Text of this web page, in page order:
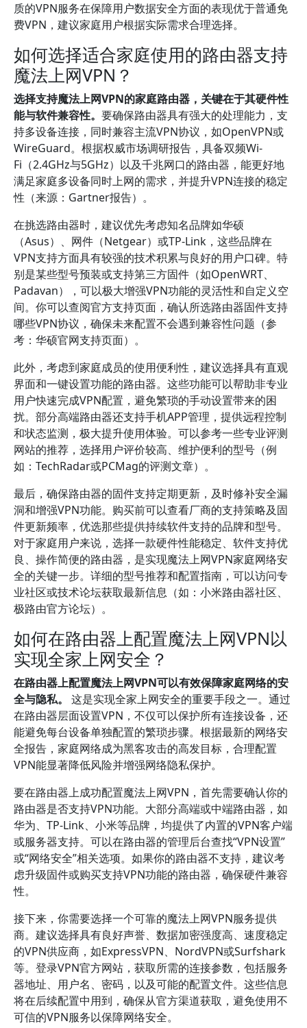
质的VPN服务在保障用户数据安全方面的表现优于普通免
费VPN，建议家庭用户根据实际需求合理选择。
如何选择适合家庭使用的路由器支持
魔法上网VPN？
选择支持魔法上网VPN的家庭路由器，关键在于其硬件性
能与软件兼容性。 要确保路由器具有强大的处理能力，支
持多设备连接，同时兼容主流VPN协议，如OpenVPN或
WireGuard。根据权威市场调研报告，具备双频Wi-
Fi（2.4GHz与5GHz）以及千兆网口的路由器，能更好地
满足家庭多设备同时上网的需求，并提升VPN连接的稳定
性（来源：Gartner报告）。
在挑选路由器时，建议优先考虑知名品牌如华硕
（Asus）、网件（Netgear）或TP-Link，这些品牌在
VPN支持方面具有较强的技术积累与良好的用户口碑。特
别是某些型号预装或支持第三方固件（如OpenWRT、
Padavan），可以极大增强VPN功能的灵活性和自定义空
间。你可以查阅官方支持页面，确认所选路由器固件支持
哪些VPN协议，确保未来配置不会遇到兼容性问题（参
考：华硕官网支持页面）。
此外，考虑到家庭成员的使用便利性，建议选择具有直观
界面和一键设置功能的路由器。这些功能可以帮助非专业
用户快速完成VPN配置，避免繁琐的手动设置带来的困
扰。部分高端路由器还支持手机APP管理，提供远程控制
和状态监测，极大提升使用体验。可以参考一些专业评测
网站的推荐，选择用户评价较高、维护便利的型号（例
如：TechRadar或PCMag的评测文章）。
最后，确保路由器的固件支持定期更新，及时修补安全漏
洞和增强VPN功能。购买前可以查看厂商的支持策略及固
件更新频率，优选那些提供持续软件支持的品牌和型号。
对于家庭用户来说，选择一款硬件性能稳定、软件支持优
良、操作简便的路由器，是实现魔法上网VPN家庭网络安
全的关键一步。详细的型号推荐和配置指南，可以访问专
业社区或技术论坛获取最新信息（如：小米路由器社区、
极路由官方论坛）。
如何在路由器上配置魔法上网VPN以
实现全家上网安全？
在路由器上配置魔法上网VPN可以有效保障家庭网络的安
全与隐私。
这是实现全家上网安全的重要手段之一。通过
在路由器层面设置VPN，不仅可以保护所有连接设备，还
能避免每台设备单独配置的繁琐步骤。根据最新的网络安
全报告，家庭网络成为黑客攻击的高发目标，合理配置
VPN能显著降低风险并增强网络隐私保护。
要在路由器上成功配置魔法上网VPN，首先需要确认你的
路由器是否支持VPN功能。大部分高端或中端路由器，如
华为、TP-Link、小米等品牌，均提供了内置的VPN客户端
或服务器支持。可以在路由器的管理后台查找“VPN设置”
或“网络安全”相关选项。如果你的路由器不支持，建议考
虑升级固件或购买支持VPN功能的路由器，确保硬件兼容
性。
接下来，你需要选择一个可靠的魔法上网VPN服务提供
商。建议选择具有良好声誉、数据加密强度高、速度稳定
的VPN供应商，如ExpressVPN、NordVPN或Surfshark
等。登录VPN官方网站，获取所需的连接参数，包括服务
器地址、用户名、密码，以及可能的配置文件。这些信息
将在后续配置中用到，确保从官方渠道获取，避免使用不
可信的VPN服务以保障网络安全。